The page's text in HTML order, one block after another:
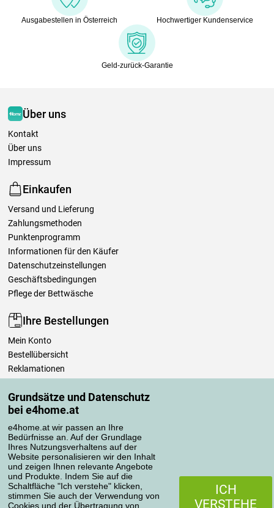
Grundsätze und Datenschutz
bei e4home.at
e4home.at wir passen an Ihre
Bedürfnisse an. Auf der Grundlage
Ihres Nutzungsverhaltens auf der
Website personalisieren wir den Inhalt
und zeigen Ihnen relevante Angebote
und Produkte. Indem Sie auf die
Schaltfläche "Ich verstehe" klicken,
stimmen Sie auch der Verwendung von
Cookies und der Übertragung von
ICH
VERSTEHE
Ausgabestellen in Österreich Hochwertiger Kundenservice
Geld-zurück-Garantie
Über uns
Kontakt
Über uns
Impressum
Einkaufen
Versand und Lieferung
Zahlungsmethoden
Punktenprogramm
Informationen für den Käufer
Datenschutzeinstellungen
Geschäftsbedingungen
Pflege der Bettwäsche
Ihre Bestellungen
Mein Konto
Bestellübersicht
Reklamationen
Einfach mehr wissen
Richtlinien zur Verarbeitung von Bewertungen
Transportarten
Zahlungsmethoden